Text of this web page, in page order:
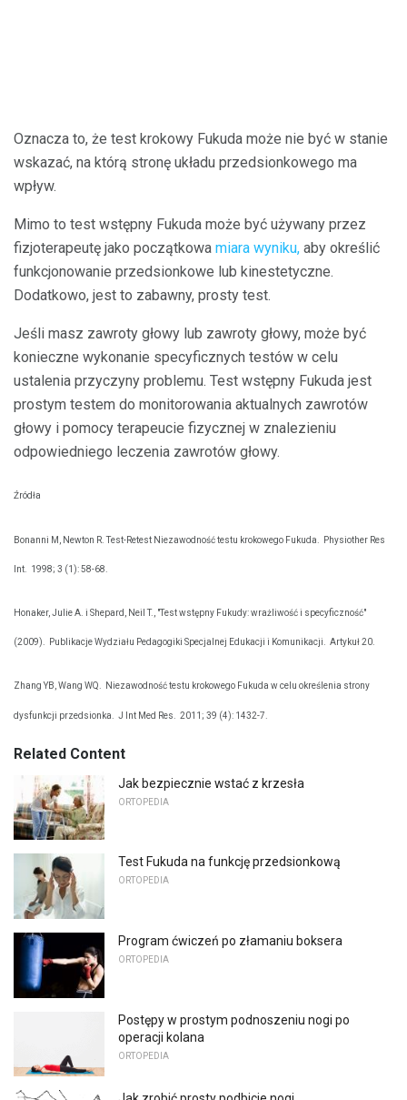
Oznacza to, że test krokowy Fukuda może nie być w stanie
wskazać, na którą stronę układu przedsionkowego ma
wpływ.
Mimo to test wstępny Fukuda może być używany przez
fizjoterapeutę jako początkowa miara wyniku, aby określić
funkcjonowanie przedsionkowe lub kinestetyczne.
Dodatkowo, jest to zabawny, prosty test.
Jeśli masz zawroty głowy lub zawroty głowy, może być
konieczne wykonanie specyficznych testów w celu
ustalenia przyczyny problemu. Test wstępny Fukuda jest
prostym testem do monitorowania aktualnych zawrotów
głowy i pomocy terapeucie fizycznej w znalezieniu
odpowiedniego leczenia zawrotów głowy.
Źródła
Bonanni M, Newton R. Test-Retest Niezawodność testu krokowego Fukuda. Physiother Res
Int. 1998; 3 (1): 58-68.
Honaker, Julie A. i Shepard, Neil T., "Test wstępny Fukudy: wrażliwość i specyficzność"
(2009). Publikacje Wydziału Pedagogiki Specjalnej Edukacji i Komunikacji. Artykuł 20.
Zhang YB, Wang WQ. Niezawodność testu krokowego Fukuda w celu określenia strony
dysfunkcji przedsionka. J Int Med Res. 2011; 39 (4): 1432-7.
Related Content
Jak bezpiecznie wstać z krzesła
ORTOPEDIA
Test Fukuda na funkcję przedsionkową
ORTOPEDIA
Program ćwiczeń po złamaniu boksera
ORTOPEDIA
Postępy w prostym podnoszeniu nogi po
operacji kolana
ORTOPEDIA